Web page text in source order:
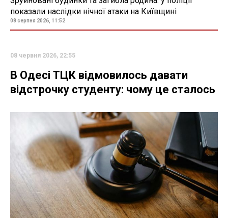
показали наслідки нічної атаки на Київщині
08 серпня 2026, 11:52
08 червня 2026, 22:55
В Одесі ТЦК відмовилось давати
відстрочку студенту: чому це сталось